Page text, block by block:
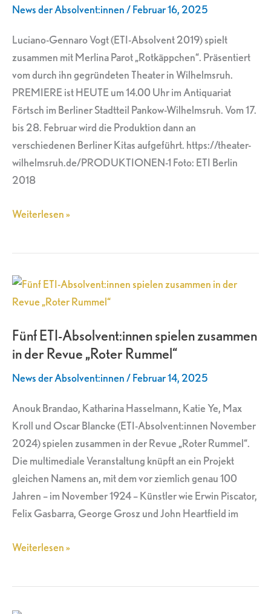
News der Absolvent:innen/Februar 16, 2025
Luciano-Gennaro Vogt (ETI-Absolvent 2019) spielt
zusammen mit Merlina Parot „Rotkäppchen“. Präsentiert
vom durch ihn gegründeten Theater in Wilhelmsruh.
PREMIERE ist HEUTE um 14.00 Uhr im Antiquariat
Förtsch im Berliner Stadtteil Pankow-Wilhelmsruh. Vom 17.
bis 28. Februar wird die Produktion dann an
verschiedenen Berliner Kitas aufgeführt. https://theater-
wilhelmsruh.de/PRODUKTIONEN-1 Foto: ETI Berlin
2018
Berlin-
Weiterlesen »
Fünf ETI-Absolvent:innen spielen zusammen
in der Revue „Roter Rummel“
News der Absolvent:innen/Februar 14, 2025
Anouk Brandao, Katharina Hasselmann, Katie Ye, Max
Kroll und Oscar Blancke (ETI-Absolvent:innen November
2024) spielen zusammen in der Revue „Roter Rummel“.
Die multimediale Veranstaltung knüpft an ein Projekt
gleichen Namens an, mit dem vor ziemlich genau 100
Jahren – im November 1924 – Künstler wie Erwin Piscator,
Felix Gasbarra, George Grosz und John Heartfield im
Fünf
ETI-
spielen
zusammen
in
Revue
„Roter
Rummel“
Weiterlesen »